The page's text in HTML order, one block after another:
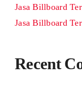
Jasa Billboard
Jasa Billboard
Recent